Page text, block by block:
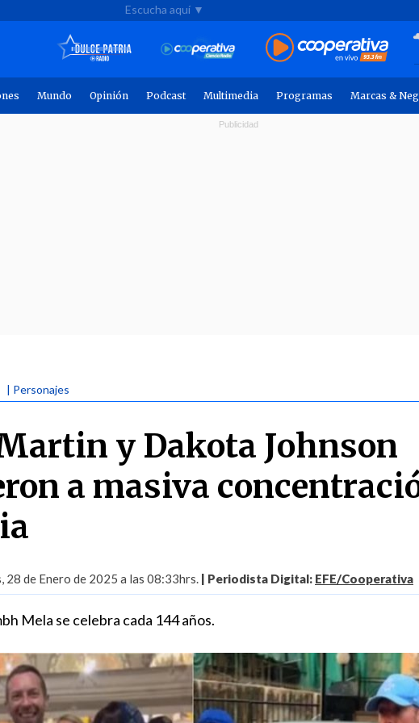
Escucha aquí ▼
Mundo Opinión Podcast Multimedia Programas Marcas &
| Personajes
y Dakota Johnson
a masiva
28 de Enero de 2025 a las 08:33hrs. | Periodista Digital: EFE/Cooperativa
Mela se celebra cada 144 años.